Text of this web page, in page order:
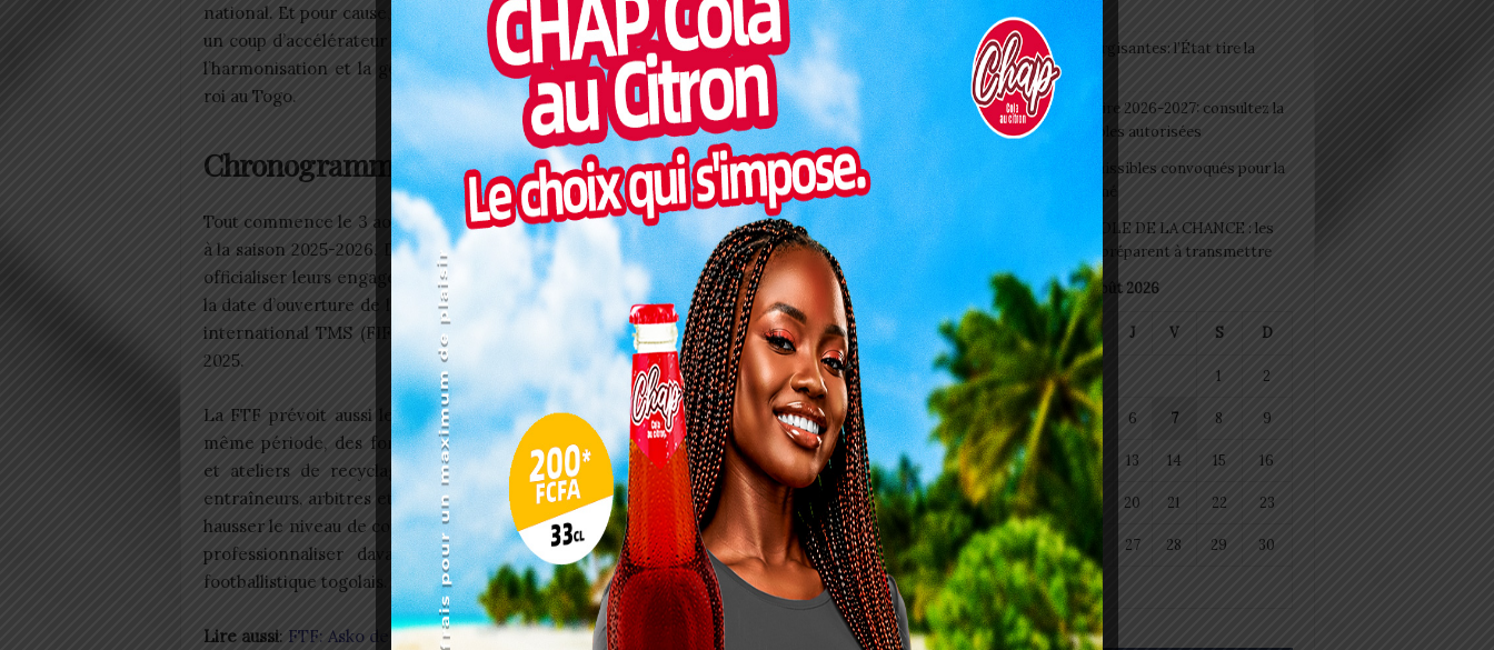
national. Et pour cause, la FTF veut marquer
un coup d’accélérateur dans la planification,
l’harmonisation et la gouvernance du sport
roi au Togo.
Chronogramme bien structuré de la FTF
Tout commence le 3 août 2025, avec la finale de la D2, qui servira d’ouverture symbolique
à la saison 2025-2026. Dès le 11 août, les choses sérieuses démarrent : les clubs pourront
officialiser leurs engagements dans les championnats nationaux de D1. C’est également
la date d’ouverture de la première période d’enregistrement des joueurs, via le système
international TMS (FIFA Transfer Matching System), qui s’étendra jusqu’au 20 octobre
2025.
La FTF prévoit aussi le lancement, à cette
même période, des formations, séminaires
et ateliers de recyclage à l’intention des
entraîneurs, arbitres et dirigeants. Objectif,
hausser le niveau de compétence globale et
professionnaliser davantage l’écosystème
footballistique togolais.
Lire aussi: FTF: Asko de Kara est sanctionné
morceaux
Togo/ Boissons énergisantes: l’État tire la
sonnette d’alarme
Togo/ Rentrée scolaire 2026-2027: consultez la
liste officielle des écoles autorisées
ESSAL 2026 : les admissibles convoqués pour la
visite médicale à Lomé
SWEDD+ Togo / ECOLE DE LA CHANCE : les
maitres-artisans se préparent à transmettre
août 2026
L M M J V S D
1 2
3 4 5 6 7 8 9
10 11 12 13 14 15 16
17 18 20 21 22 23
24 25 26 27 28 29 30
31
« Juil